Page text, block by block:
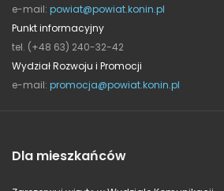
e-mail: powiat@powiat.konin.pl
Punkt informacyjny
tel. (+48 63) 240-32-42
Wydział Rozwoju i Promocji
e-mail: promocja@powiat.konin.pl
Dla mieszkańców